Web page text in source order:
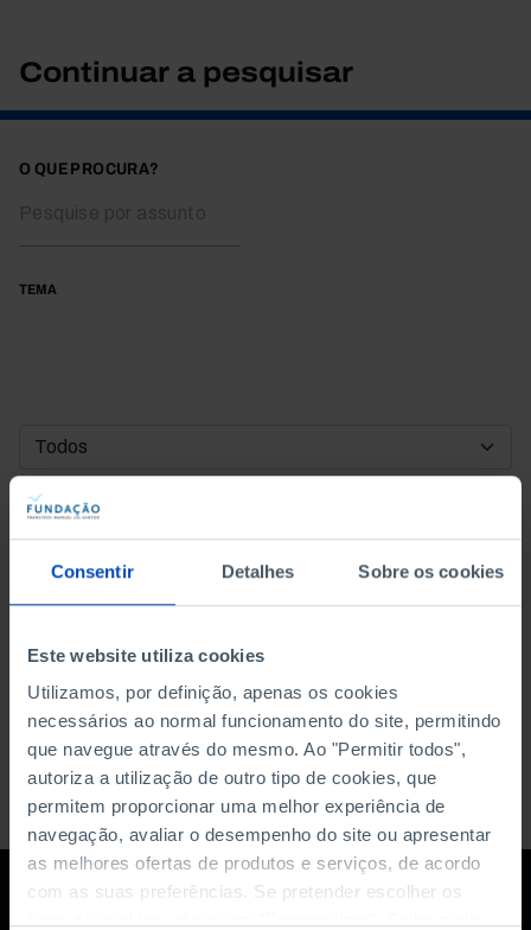
Consentir Detalhes Sobre os cookies
Este website utiliza cookies
Utilizamos, por definição, apenas os cookies
necessários ao normal funcionamento do site, permitindo
que navegue através do mesmo. Ao "Permitir todos",
autoriza a utilização de outro tipo de cookies, que
permitem proporcionar uma melhor experiência de
navegação, avaliar o desempenho do site ou apresentar
as melhores ofertas de produtos e serviços, de acordo
com as suas preferências. Se pretender escolher os
Continuar a pesquisar
O QUE PROCURA?
TEMA
DATA DE INÍCIO
DATA DE FIM